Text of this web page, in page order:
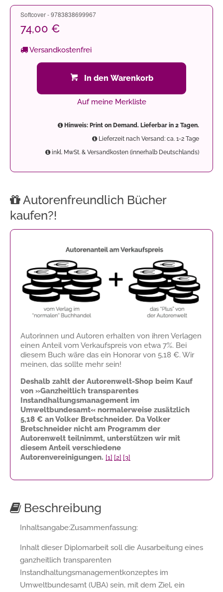
Softcover - 9783838699967
74,00 €
Versandkostenfrei
In den Warenkorb
Auf meine Merkliste
Hinweis: Print on Demand. Lieferbar in 2 Tagen.
Lieferzeit nach Versand: ca. 1-2 Tage
inkl. MwSt. & Versandkosten (innerhalb Deutschlands)
Autorenfreundlich Bücher
kaufen?!
Autorinnen und Autoren erhalten von ihren Verlagen
einen Anteil vom Verkaufspreis von etwa 7%. Bei
diesem Buch wäre das ein Honorar von 5,18 €. Wir
meinen, das sollte mehr sein!
Deshalb zahlt der Autorenwelt-Shop beim Kauf
von »Ganzheitlich transparentes
Instandhaltungsmanagement im
Umweltbundesamt« normalerweise zusätzlich
5,18 € an Volker Bretschneider. Da Volker
Bretschneider nicht am Programm der
Autorenwelt teilnimmt, unterstützen wir mit
diesem Anteil verschiedene
Autorenvereinigungen. [1] [2] [3]
Beschreibung
Inhaltsangabe:Zusammenfassung:
Inhalt dieser Diplomarbeit soll die Ausarbeitung eines
ganzheitlich transparenten
Instandhaltungsmanagementkonzeptes im
Umweltbundesamt (UBA) sein, mit dem Ziel, ein